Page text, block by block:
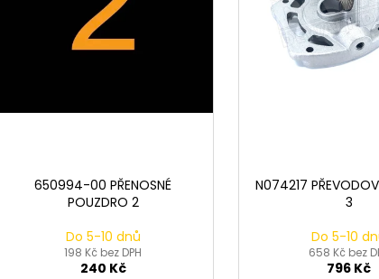
650994-00 PŘENOSNÉ
POUZDRO 2
Do 5-10 dnů
198 Kč bez DPH
240 Kč
N074217
3
Do 5-10
658 Kč bez
796 Kč